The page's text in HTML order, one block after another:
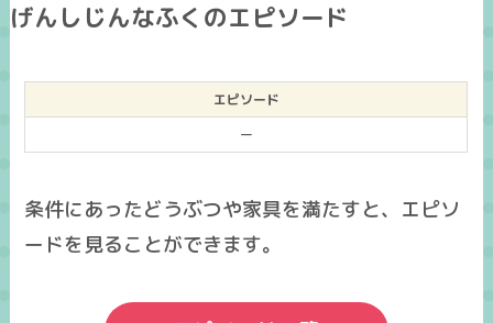
げんしじんなふくのエピソード
エピソード
ー
条件にあったどうぶつや家具を満たすと、エピソ
ードを見ることができます。